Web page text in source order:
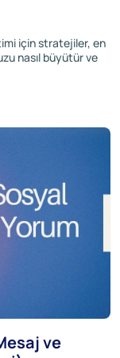
için stratejiler, en
nasıl büyütür ve
ve